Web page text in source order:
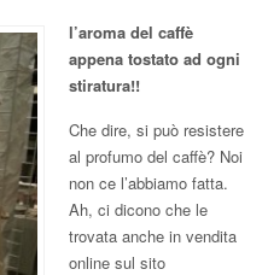
l’aroma del caffè
appena tostato ad ogni
stiratura!!
Che dire, si può resistere
al profumo del caffè? Noi
non ce l’abbiamo fatta.
Ah, ci dicono che le
trovata anche in vendita
online sul sito